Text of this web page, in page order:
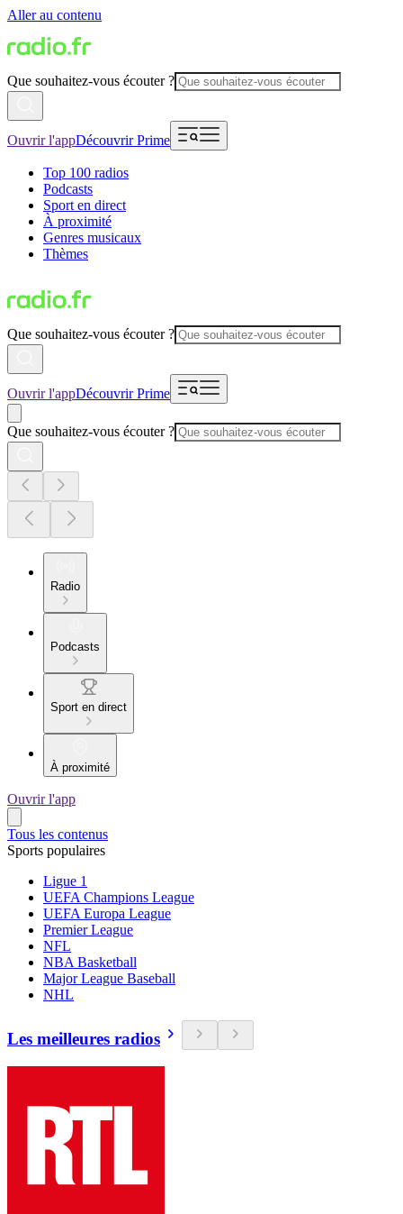
Aller au contenu
Que souhaitez-vous écouter ?
Ouvrir l'appDécouvrir Prime
Top 100 radios
Podcasts
Sport en direct
À proximité
Genres musicaux
Thèmes
Que souhaitez-vous écouter ?
Ouvrir l'appDécouvrir Prime
Que souhaitez-vous écouter ?
Radio
Podcasts
Sport en direct
À proximité
Ouvrir l'app
Tous les contenus
Sports populaires
Ligue 1
UEFA Champions League
UEFA Europa League
Premier League
NFL
NBA Basketball
Major League Baseball
NHL
Les meilleures radios